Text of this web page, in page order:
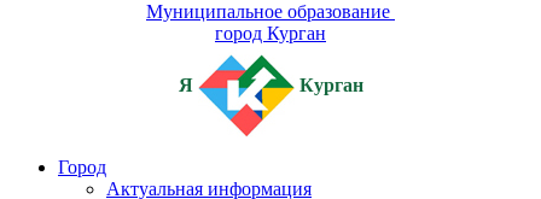
Муниципальное образование
город Курган
Я Курган
Город
Актуальная информация